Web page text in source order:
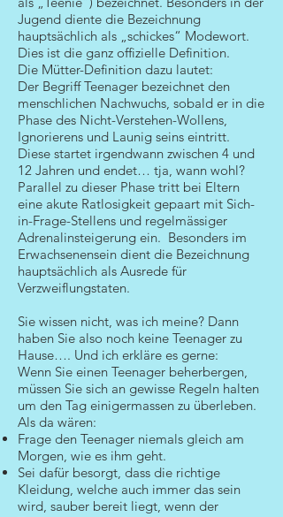
Jugend diente die Bezeichnung
hauptsächlich als „schickes“ Modewort.
Dies ist die ganz offizielle Definition.
Die Mütter-Definition dazu lautet:
Der Begriff Teenager bezeichnet den
menschlichen Nachwuchs, sobald er in die
Phase des Nicht-Verstehen-Wollens,
Ignorierens und Launig seins eintritt.
Diese startet irgendwann zwischen 4 und
12 Jahren und endet… tja, wann wohl?
Parallel zu dieser Phase tritt bei Eltern
eine akute Ratlosigkeit gepaart mit Sich-
in-Frage-Stellens und regelmässiger
Adrenalinsteigerung ein. Besonders im
Erwachsenensein dient die Bezeichnung
hauptsächlich als Ausrede für
Verzweiflungstaten.
Sie wissen nicht, was ich meine? Dann
haben Sie also noch keine Teenager zu
Hause…. Und ich erkläre es gerne:
Wenn Sie einen Teenager beherbergen,
müssen Sie sich an gewisse Regeln halten
um den Tag einigermassen zu überleben.
Als da wären:
Frage den Teenager niemals gleich am
Morgen, wie es ihm geht.
Sei dafür besorgt, dass die richtige
Kleidung, welche auch immer das sein
wird, sauber bereit liegt, wenn der